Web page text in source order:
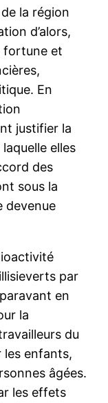
la région
d’alors,
fortune et
En
justifier la
elles
des
sous la
devenue
par
en
la
du
les enfants,
âgées.
les effets